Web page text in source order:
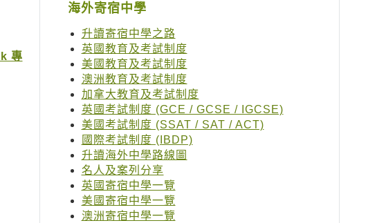
專
海外寄宿中學
升讀寄宿中學之路
英國教育及考試制度
美國教育及考試制度
澳洲教育及考試制度
加拿大教育及考試制度
英國考試制度 (GCE / GCSE / IGCSE)
美國考試制度 (SSAT / SAT / ACT)
國際考試制度 (IBDP)
升讀海外中學路線圖
名人及案列分享
英國寄宿中學一覽
美國寄宿中學一覽
澳洲寄宿中學一覽